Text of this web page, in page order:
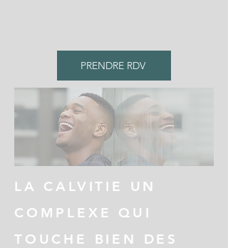
PRENDRE RDV
LA CALVITIE UN
COMPLEXE QUI
TOUCHE BIEN DES